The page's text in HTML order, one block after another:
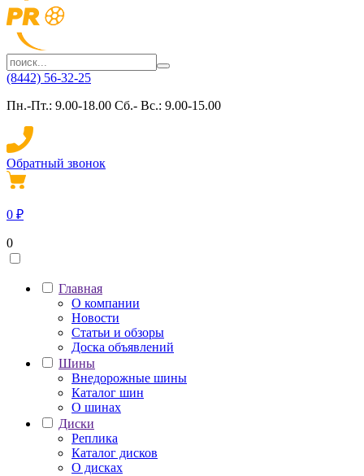
(8442) 56-32-25
Пн.-Пт.: 9.00-18.00 Сб.- Вс.: 9.00-15.00
Обратный звонок
0 ₽
0
Главная
О компании
Новости
Статьи и обзоры
Доска объявлений
Шины
Внедорожные шины
Каталог шин
О шинах
Диски
Реплика
Каталог дисков
О дисках